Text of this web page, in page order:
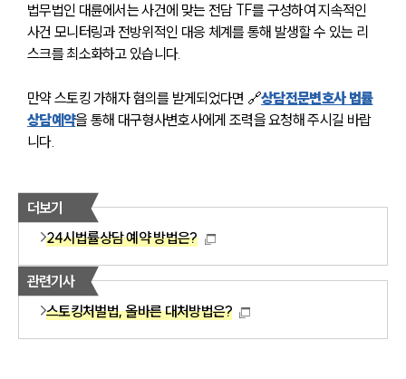
세미나
대륜법률상담예약
법무법인 대륜에서는 사건에 맞는 전담 TF를 구성하여 지속적인
사건 모니터링과 전방위적인 대응 체계를 통해 발생할 수 있는 리
스크를 최소화하고 있습니다.
만약 스토킹 가해자 혐의를 받게되었다면 🔗상담전문변호사 법률
상담예약을 통해 대구형사변호사에게 조력을 요청해 주시길 바랍
니다.
더보기
24시법률상담 예약 방법은?
관련기사
스토킹처벌법, 올바른 대처방법은?